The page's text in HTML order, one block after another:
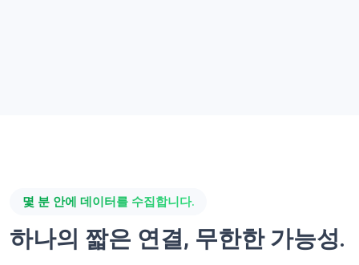
몇 분 안에 데이터를 수집합니다.
하나의 짧은 연결, 무한한 가능성.